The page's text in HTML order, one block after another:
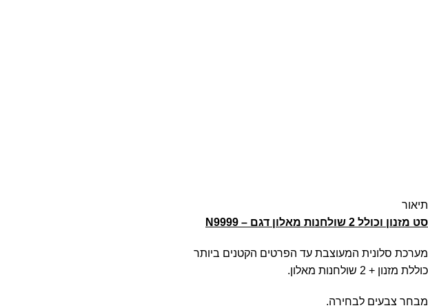
תיאור
סט מזנון וכולל 2 שולחנות מאלון דגם – N9999
מערכת סלונית המעוצבת עד הפרטים הקטנים ביותר
כוללת מזנון + 2 שולחנות מאלון.
מבחר צבעים לבחירה.